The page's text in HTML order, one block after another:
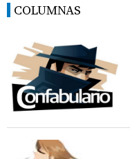
COLUMNAS